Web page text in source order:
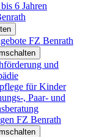
6 Jahren
FZ Benrath
und
für Kinder
, Paar- und
FZ Benrath